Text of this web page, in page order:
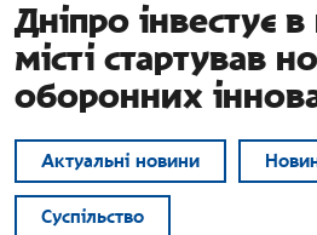
Дніпро інвестує
місті стартував
оборонних
Актуальні новини
Суспільство